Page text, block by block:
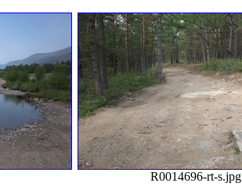
R0014696-rt-s.jpg